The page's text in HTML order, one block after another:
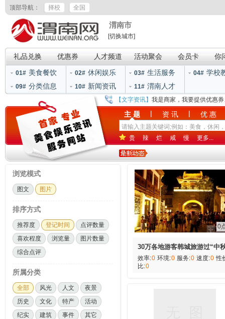
顶部导航： 择校 全国
渭南市
[切换城市]
礼品兑换 优惠券 人才频道 活动聚会 会员卡 你
01# 美食餐饮 02# 休闲娱乐 03# 生活服务 04# 学校
09# 分类信息 10# 新闻资讯 11# 渭南人才
【文字资讯】 我是商家，我要提供优惠
主 题 | 资 讯 | 优 惠
贵 辣 烂 咸 慢 更多...
浏览模式
图文 图片
排序方式
推荐度 登记时间
点评数量
喜欢程度
浏览量
图片数量
综合点评
所属分类
全部 风光 人文
夜景
历史
文化 特产
活动
纪实
建筑 事件 其它
0
30万各地游客韩城旅游过“中
效率:0 环境:0 服务:0 速度:0 性
比:0